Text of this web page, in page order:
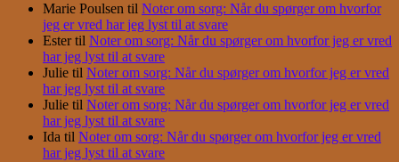
Marie Poulsen til Noter om sorg: Når du spørger om hvorfor
jeg er vred har jeg lyst til at svare
Estertil Noter om sorg: Når du spørger om hvorfor jeg er vred
har jeg lyst til at svare
Julie til Noter om sorg: Når du spørger om hvorfor jeg er vred
har jeg lyst til at svare
Julie til Noter om sorg: Når du spørger om hvorfor jeg er vred
har jeg lyst til at svare
Ida til Noter om sorg: Når du spørger om hvorfor jeg er vred
har jeg lyst til at svare